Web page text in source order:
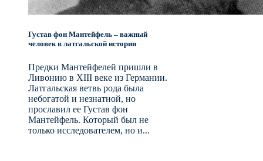
Густав фон Мантейфель – важный
человек в латгальской истории
Предки Мантейфелей пришли в
Ливонию в XIII веке из Германии.
Латгальская ветвь рода была
небогатой и незнатной, но
прославил ее Густав фон
Мантейфель. Который был не
только исследователем, но и...